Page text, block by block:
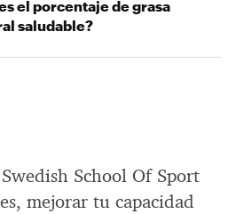
School Of Sport
mejorar tu capacidad
el porcentaje de grasa
saludable?